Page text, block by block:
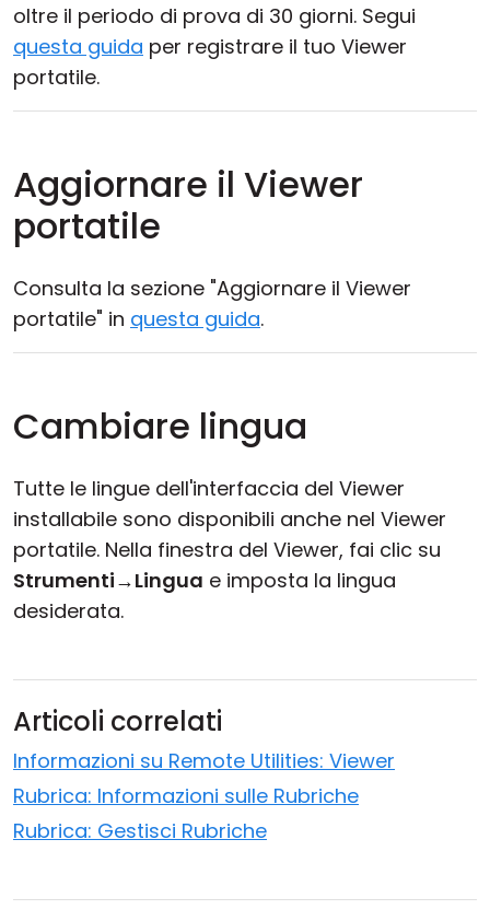
oltre il periodo di prova di 30 giorni. Segui
questa guida per registrare il tuo Viewer
portatile.
Aggiornare il Viewer
portatile
Consulta la sezione "Aggiornare il Viewer
portatile" in questa guida.
Cambiare lingua
Tutte le lingue dell'interfaccia del Viewer
installabile sono disponibili anche nel Viewer
portatile. Nella finestra del Viewer, fai clic su
Strumenti→Lingua e imposta la lingua
desiderata.
Articoli correlati
Informazioni su Remote Utilities: Viewer
Rubrica: Informazioni sulle Rubriche
Rubrica: Gestisci Rubriche